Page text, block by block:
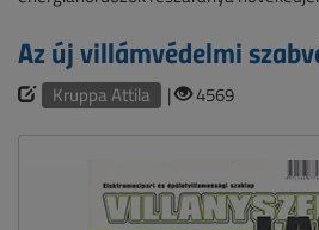
Az új villámvédelmi
Kruppa Attila | 4569